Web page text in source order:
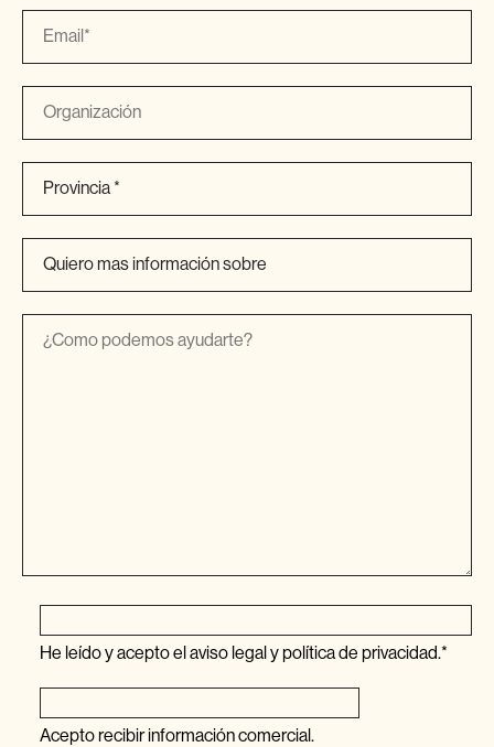
He leído y acepto el aviso legal ypolítica de privacidad.*
Acepto recibir información comercial.